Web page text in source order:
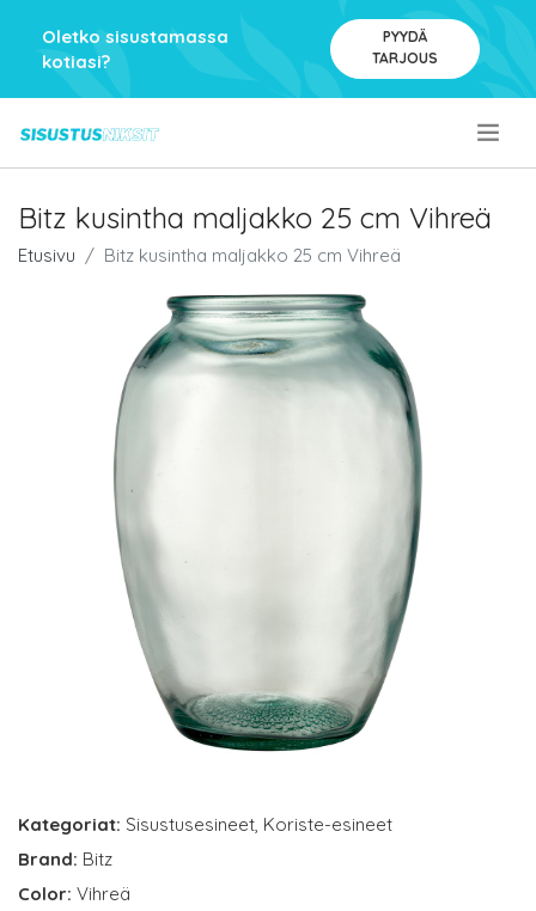
Oletko sisustamassa
kotiasi?
PYYDÄ
TARJOUS
Bitz kusintha maljakko 25 cm Vihreä
Etusivu Bitz kusintha maljakko 25 cm Vihreä
Kategoriat: Sisustusesineet, Koriste-esineet
Brand: Bitz
Color: Vihreä